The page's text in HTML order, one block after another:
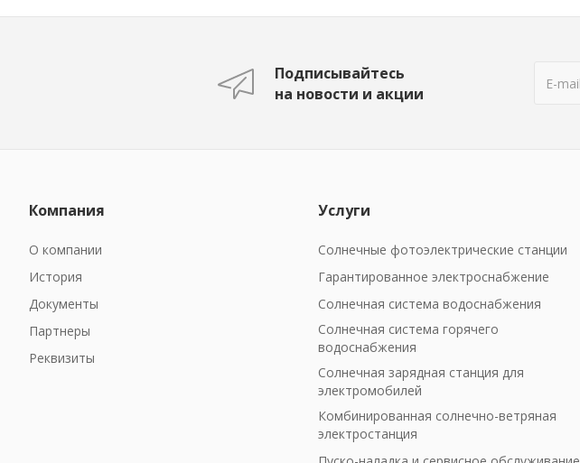
Подписывайтесь
на новости и акции
Компания
О компании
История
Документы
Партнеры
Реквизиты
Услуги
Солнечные фотоэлектрические станции
Гарантированное электроснабжение
Солнечная система водоснабжения
Солнечная система горячего
водоснабжения
Солнечная зарядная станция для
электромобилей
Комбинированная солнечно-ветряная
электростанция